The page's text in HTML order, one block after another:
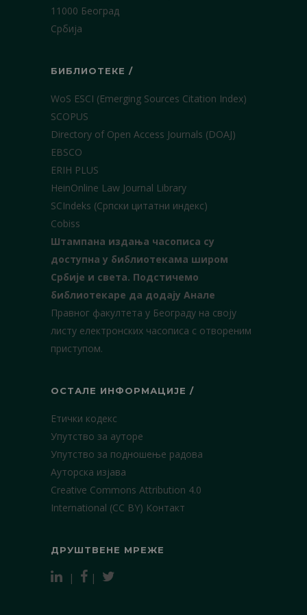
11000 Београд
Србија
БИБЛИОТЕКЕ /
WoS ESCI (Emerging Sources Citation Index)
SCOPUS
Directory of Open Access Journals (DOAJ)
EBSCO
ERIH PLUS
HeinOnline Law Journal Library
SCIndeks (Српски цитатни индекс)
Cobiss
Штампана издања часописа су
доступна у библиотекама широм
Србије и света. Подстичемо
библиотекаре да додају Анале
Правног факултета у Београду на своју
листу електронских часописа с отвореним
приступом.
ОСТАЛЕ ИНФОРМАЦИЈЕ /
Етички кодекс
Упутство за ауторе
Упутство за подношење радова
Ауторска изјава
Creative Commons Attribution 4.0
International (CC BY) Контакт
ДРУШТВЕНЕ МРЕЖЕ
| |